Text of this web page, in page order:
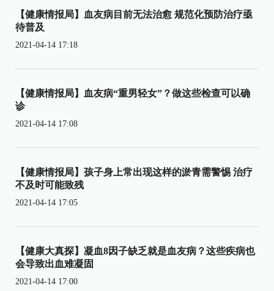
【健康情报局】血友病目前无法治愈 规范化预防治疗亟
待普及
2021-04-14 17:18
【健康情报局】血友病“重男轻女”？做这些检查可以确
诊
2021-04-14 17:08
【健康情报局】孩子身上常出现这样的淤青需警惕 治疗
不及时可能致残
2021-04-14 17:05
【健康大真探】凝血8因子缺乏就是血友病？这些疾病也
会导致出血难凝固
2021-04-14 17:00